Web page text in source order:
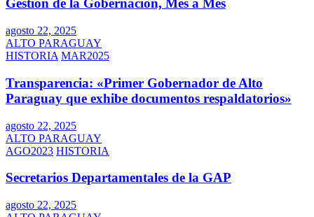
Gestión de la Gobernación, Mes a Mes
agosto 22, 2025
ALTO PARAGUAY
HISTORIA MAR2025
Transparencia: «Primer Gobernador de Alto
Paraguay que exhibe documentos respaldatorios»
agosto 22, 2025
ALTO PARAGUAY
AGO2023 HISTORIA
Secretarios Departamentales de la GAP
agosto 22, 2025